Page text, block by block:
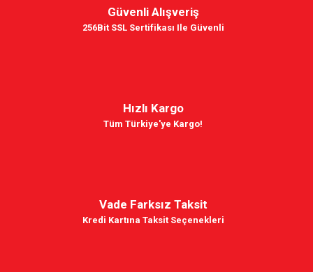
Güvenli Alışveriş
256Bit SSL Sertifikası Ile Güvenli
Hızlı Kargo
Tüm Türkiye'ye Kargo!
Vade Farksız Taksit
Kredi Kartına Taksit Seçenekleri